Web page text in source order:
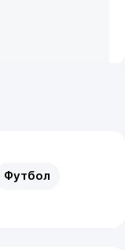
Футбол